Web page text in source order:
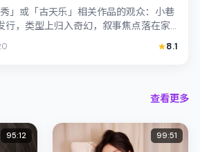
」或「古天乐」相关作品的观众：小巷
，类型上归入奇幻，叙事焦点落在家
配角层次丰富，...
8.1
查看更多
95:12 99:51